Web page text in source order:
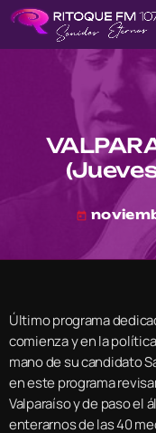
today
Último programa
comienza y en la
mano de su candidato
en este programa
Valparaíso y de paso el
enterarnos de las 40